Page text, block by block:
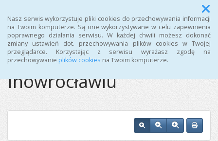
Nasz serwis wykorzystuje pliki cookies do przechowywania informacji
na Twoim komputerze. Są one wykorzystywane w celu zapewnienia
poprawnego działania serwisu. W każdej chwili możesz dokonać
zmiany ustawień dot. przechowywania plików cookies w Twojej
przeglądarce. Korzystając z serwisu wyrażasz zgodę na
przechowywanie plików cookies na Twoim komputerze.
Menu
Ośrodek Sportu i
Rekreacji w
Inowrocławiu